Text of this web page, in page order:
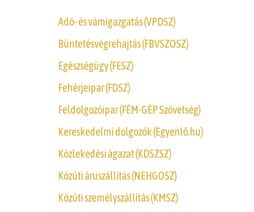
Adó- és vámigazgatás (VPDSZ)
Büntetésvégrehajtás (FBVSZOSZ)
Egészségügy (FESZ)
Fehérjeipar (FDSZ)
Feldolgozóipar (FÉM-GÉP Szövetség)
Kereskedelmi dolgozók (Egyenlő.hu)
Közlekedési ágazat (KDSZSZ)
Közúti áruszállítás (NEHGOSZ)
Közúti személyszállítás (KMSZ)